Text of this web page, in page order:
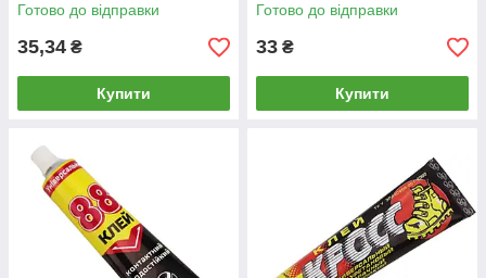
Готово до відправки
35,34 ₴
Купити
Готово до відправки
33 ₴
Купити